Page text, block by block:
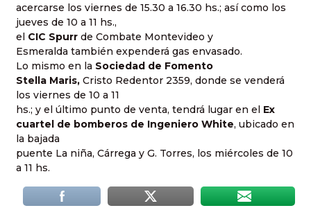
acercarse los viernes de 15.30 a 16.30 hs.; así como los
jueves de 10 a 11 hs.,
el CIC Spurr de Combate Montevideo y
Esmeralda también expenderá gas envasado.
Lo mismo en la Sociedad de Fomento
Stella Maris, Cristo Redentor 2359, donde se venderá
los viernes de 10 a 11
hs.; y el último punto de venta, tendrá lugar en el Ex
cuartel de bomberos de Ingeniero White, ubicado en
la bajada
puente La niña, Cárrega y G. Torres, los miércoles de 10
a 11 hs.